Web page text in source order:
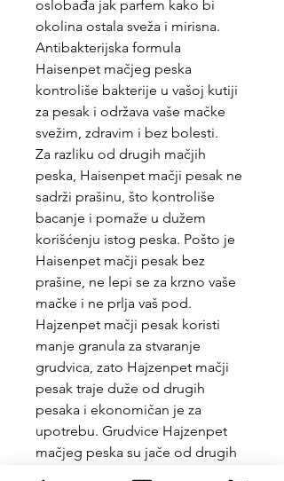
oslobađa jak parfem kako bi
okolina ostala sveža i mirisna.
Antibakterijska formula
Haisenpet mačjeg peska
kontroliše bakterije u vašoj kutiji
za pesak i održava vaše mačke
svežim, zdravim i bez bolesti.
Za razliku od drugih mačjih
peska, Haisenpet mačji pesak ne
sadrži prašinu, što kontroliše
bacanje i pomaže u dužem
korišćenju istog peska. Pošto je
Haisenpet mačji pesak bez
prašine, ne lepi se za krzno vaše
mačke i ne prlja vaš pod.
Hajzenpet mačji pesak koristi
manje granula za stvaranje
grudvica, zato Hajzenpet mačji
pesak traje duže od drugih
pesaka i ekonomičan je za
upotrebu. Grudvice Hajzenpet
mačjeg peska su jače od drugih